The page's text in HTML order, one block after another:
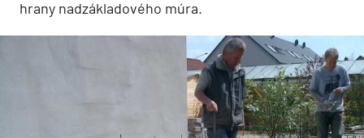
hrany nadzákladového múra.